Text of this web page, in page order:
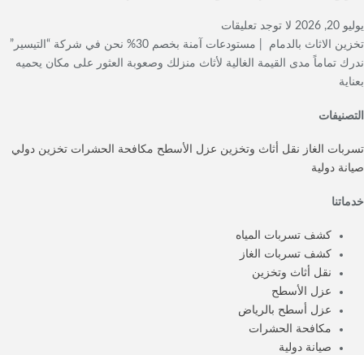
يوليو 20, 2026
لا توجد تعليقات
تخزين الاثاث بالدمام | مستودعات آمنة بخصم 30% نحن في شركة “التيسير”
ندرك تماماً مدى القيمة الغالية لأثاث منزلك وصعوبة العثور على مكان يحميه
بعناية
التصنيفات
تسربات الغاز نقل أثاث وتخزين عزل الأسطح مكافحة الحشرات تخزين دولي
صيانة دولية
خدماتنا
كشف تسربات المياه
كشف تسربات الغاز
نقل أثاث وتخزين
عزل الأسطح
عزل أسطح بالرياض
مكافحة الحشرات
صيانة دولية